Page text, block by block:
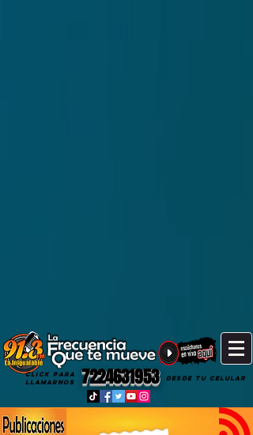
7224631953
CLICK PARA
LLAMARNOS
DESDE TU CELULAR